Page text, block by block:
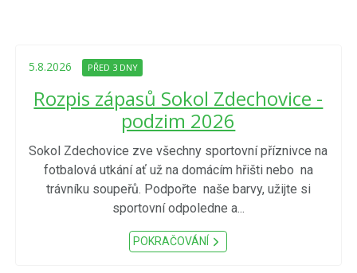
5.8.2026 PŘED 3 DNY
Rozpis zápasů Sokol Zdechovice -
podzim 2026
Sokol Zdechovice zve všechny sportovní příznivce na
fotbalová utkání ať už na domácím hřišti nebo na
trávníku soupeřů. Podpořte naše barvy, užijte si
sportovní odpoledne a...
POKRAČOVÁNÍ